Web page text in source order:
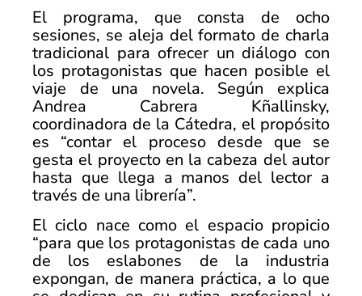
El programa, que consta de ocho
sesiones, se aleja del formato de charla
tradicional para ofrecer un diálogo con
los protagonistas que hacen posible el
viaje de una novela. Según explica
Andrea Cabrera Kñallinsky,
coordinadora de la Cátedra, el propósito
es “contar el proceso desde que se
gesta el proyecto en la cabeza del autor
hasta que llega a manos del lector a
través de una librería”.
El ciclo nace como el espacio propicio
“para que los protagonistas de cada uno
de los eslabones de la industria
expongan, de manera práctica, a lo que